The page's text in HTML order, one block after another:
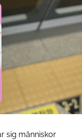
sig människor